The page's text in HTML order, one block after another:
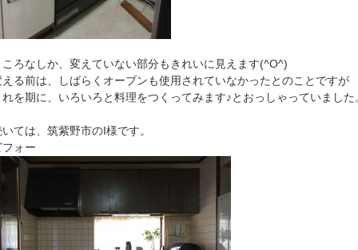
ころなしか、変えていない部分もきれいに見えます(^O^)
える前は、しばらくオーブンも使用されていなかったとのことですが
れを期に、いろいろと料理をつくってみます♪とおっしゃっていました
ては、筑紫野市のI様です。
フォー